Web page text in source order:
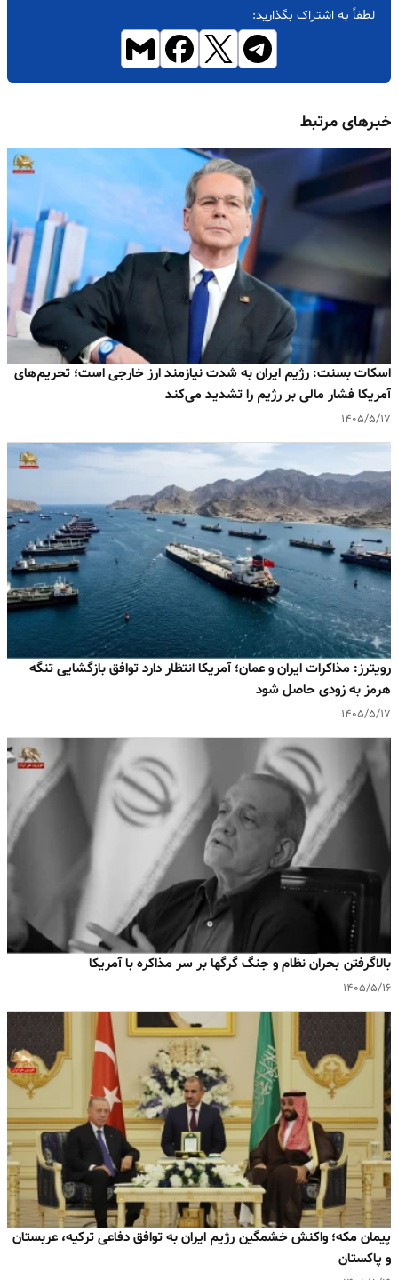
لطفاً به اشتراک بگذارید:
خبرهای مرتبط
اسکات بسنت: رژیم ایران به‌ شدت نیازمند ارز خارجی است؛ تحریم‌های
آمریکا فشار مالی بر رژیم را تشدید می‌کند
۱۴۰۵/۵/۱۷
رویترز: مذاکرات ایران و عمان؛ آمریکا انتظار دارد توافق بازگشایی تنگه
هرمز به‌ زودی حاصل شود
۱۴۰۵/۵/۱۷
بالا‌گرفتن بحران نظام و جنگ گرگها بر سر مذاکره با آمریکا
۱۴۰۵/۵/۱۶
پیمان مکه؛ واکنش خشمگین رژیم ایران به توافق دفاعی ترکیه، عربستان
و پاکستان